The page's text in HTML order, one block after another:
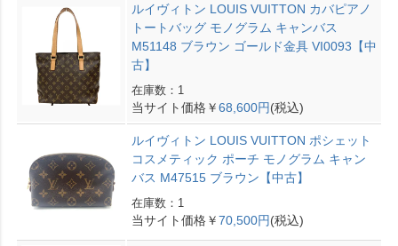
ルイヴィトン LOUIS VUITTON カバピアノ
トートバッグ モノグラム キャンバス
M51148 ブラウン ゴールド金具 VI0093【中
古】
在庫数：1
当サイト価格￥68,600円(税込)
ルイヴィトン LOUIS VUITTON ポシェット
コスメティック ポーチ モノグラム キャン
バス M47515 ブラウン【中古】
在庫数：1
当サイト価格￥70,500円(税込)